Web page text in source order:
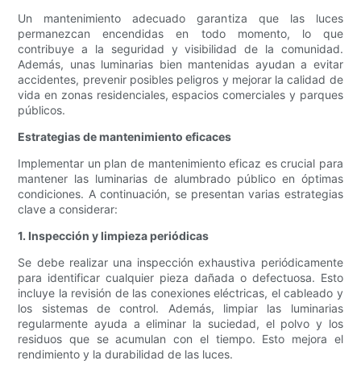
Un mantenimiento adecuado garantiza que las luces
permanezcan encendidas en todo momento, lo que
contribuye a la seguridad y visibilidad de la comunidad.
Además, unas luminarias bien mantenidas ayudan a evitar
accidentes, prevenir posibles peligros y mejorar la calidad de
vida en zonas residenciales, espacios comerciales y parques
públicos.
Estrategias de mantenimiento eficaces
Implementar un plan de mantenimiento eficaz es crucial para
mantener las luminarias de alumbrado público en óptimas
condiciones. A continuación, se presentan varias estrategias
clave a considerar:
1. Inspección y limpieza periódicas
Se debe realizar una inspección exhaustiva periódicamente
para identificar cualquier pieza dañada o defectuosa. Esto
incluye la revisión de las conexiones eléctricas, el cableado y
los sistemas de control. Además, limpiar las luminarias
regularmente ayuda a eliminar la suciedad, el polvo y los
residuos que se acumulan con el tiempo. Esto mejora el
rendimiento y la durabilidad de las luces.